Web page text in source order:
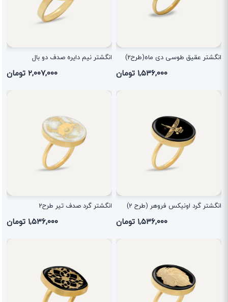
انگشتر عقیق طوسی دی ماه(طرح2)
۱,۵۳۶,۰۰۰ تومان
انگشتر نیم دایره صدف دو بال
۲,۰۰۷,۰۰۰ تومان
انگشتر گرد اونیکس فروهر (طرح 2)
۱,۵۳۶,۰۰۰ تومان
انگشتر گرد صدف تیر طرح2
۱,۵۳۶,۰۰۰ تومان